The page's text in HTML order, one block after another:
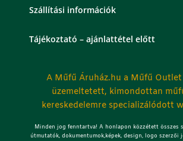
Szállítási információk
Tájékoztató – ajánlattétel előtt
A Műfű Áruház.hu a Műfű
üzemeltetett, kimondottan
kereskedelemre specializálódott
Minden jog fenntartva! A honlapon közzétett összes
útmutatók, dokumentumok,képek, design, logo szerzői